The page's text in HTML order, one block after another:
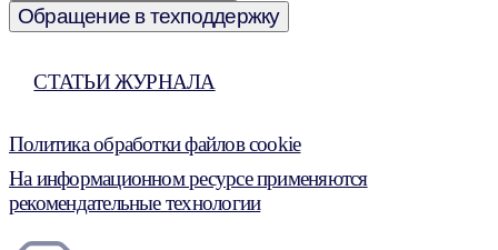
Обращение в техподдержку
СТАТЬИ ЖУРНАЛА
Политика обработки файлов cookie
На информационном ресурсе применяются
рекомендательные технологии